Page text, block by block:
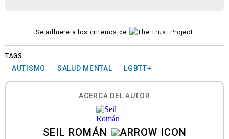
Se adhiere a los criterios de
TAGS
AUTISMO SALUD MENTAL LGBTT+
ACERCA DEL AUTOR
SEIL ROMÁN